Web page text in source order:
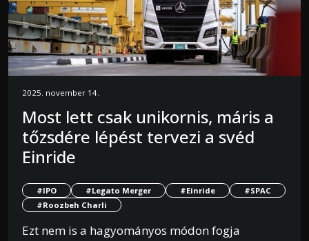
2025. november 14.
Most lett csak unikornis, máris a
tőzsdére lépést tervezi a svéd
Einride
#IPO #Legato Merger #Einride
#SPAC
#Roozbeh Charli
Ezt nem is a hagyományos módon fogja